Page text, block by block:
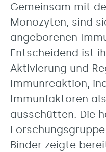
Gemeinsam mit
Monozyten, sind
angeborenen
Entscheidend ist
Aktivierung und
Immunreaktion,
Immunfaktoren
ausschütten. Die
Binder zeigte